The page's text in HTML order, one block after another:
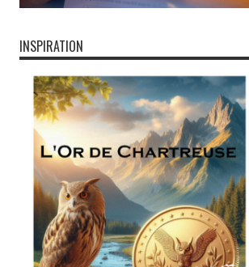
INSPIRATION